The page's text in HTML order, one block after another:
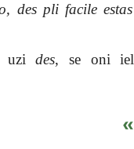
des pli facile estas
uzides, se oni iel
«